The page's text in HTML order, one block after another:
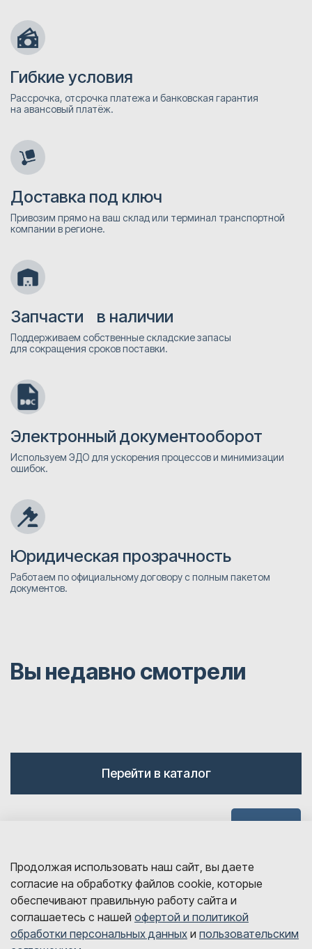
Гибкие условия
Рассрочка, отсрочка платежа и банковская гарантия
на авансовый платёж.
Доставка под ключ
Привозим прямо на ваш склад или терминал транспортной
компании в регионе.
Запчасти в наличии
Поддерживаем собственные складские запасы
для сокращения сроков поставки.
Электронный документооборот
Используем ЭДО для ускорения процессов и минимизации
ошибок.
Юридическая прозрачность
Работаем по официальному договору с полным пакетом
документов.
Вы недавно смотрели
Перейти в каталог
sales@detalink.ru
Продолжая использовать наш сайт, вы даете
согласие на обработку файлов cookie, которые
обеспечивают правильную работу сайта и
соглашаетесь с нашей офертой и политикой
обработки персональных данных и пользовательским